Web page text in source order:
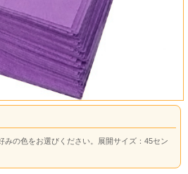
みの色をお選びください。展開サイズ：45セン